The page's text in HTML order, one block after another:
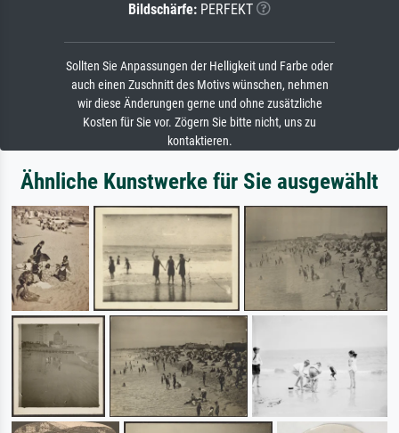
Bildschärfe: PERFEKT
Sollten Sie Anpassungen der Helligkeit und Farbe oder
auch einen Zuschnitt des Motivs wünschen, nehmen
wir diese Änderungen gerne und ohne zusätzliche
Kosten für Sie vor. Zögern Sie bitte nicht, uns zu
kontaktieren.
Ähnliche Kunstwerke für Sie ausgewählt